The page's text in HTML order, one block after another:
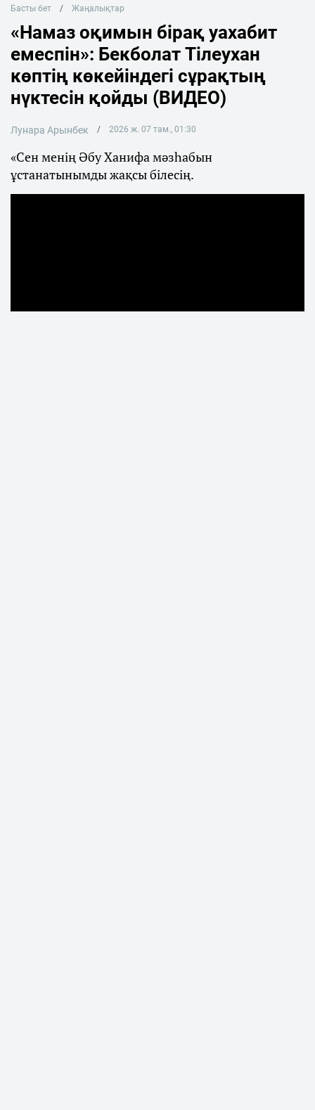
Басты бет Жаңалықтар
«Намаз оқимын бірақ уахабит
емеспін»: Бекболат Тілеухан
көптің көкейіндегі сұрақтың
нүктесін қойды (ВИДЕО)
Лунара Арынбек 2026 ж. 07 там., 01:30
«Сен менің Әбу Ханифа мәзһабын
ұстанатынымды жақсы білесің.